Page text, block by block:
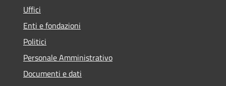
Uffici
Enti e fondazioni
Politici
Personale Amministrativo
Documenti e dati